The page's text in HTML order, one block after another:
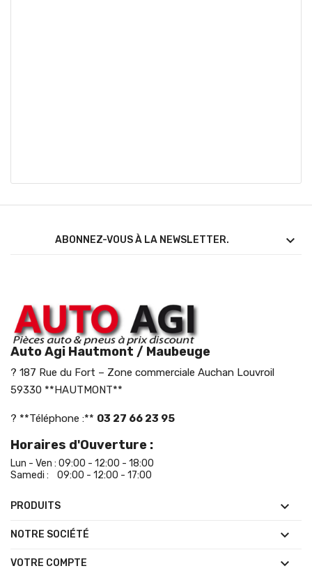
ABONNEZ-VOUS À LA NEWSLETTER. 
Auto Agi Hautmont / Maubeuge
? 187 Rue du Fort – Zone commerciale Auchan Louvroil
59330 **HAUTMONT**
? **Téléphone :** 03 27 66 23 95
Horaires d'Ouverture :
Lun - Ven : 09:00 - 12:00 - 18:00
Samedi : 09:00 - 12:00 - 17:00
PRODUITS 
NOTRE SOCIÉTÉ 
VOTRE COMPTE 